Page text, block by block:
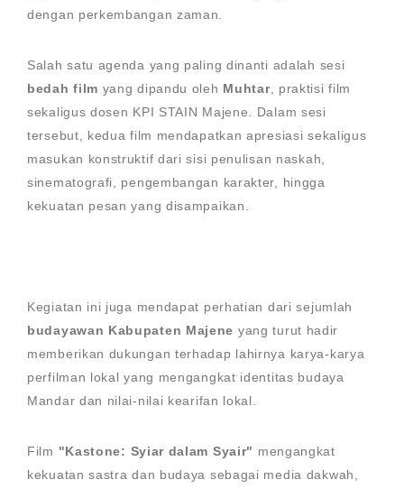
dengan perkembangan zaman.
Salah satu agenda yang paling dinanti adalah sesi
bedah film yang dipandu oleh Muhtar, praktisi film
sekaligus dosen KPI STAIN Majene. Dalam sesi
tersebut, kedua film mendapatkan apresiasi sekaligus
masukan konstruktif dari sisi penulisan naskah,
sinematografi, pengembangan karakter, hingga
kekuatan pesan yang disampaikan.
Kegiatan ini juga mendapat perhatian dari sejumlah
budayawan Kabupaten Majene yang turut hadir
memberikan dukungan terhadap lahirnya karya-karya
perfilman lokal yang mengangkat identitas budaya
Mandar dan nilai-nilai kearifan lokal.
Film "Kastone: Syiar dalam Syair" mengangkat
kekuatan sastra dan budaya sebagai media dakwah,